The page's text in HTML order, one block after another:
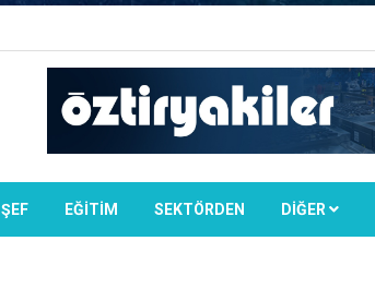
ŞEF EĞİTİM SEKTÖRDEN DIĞER